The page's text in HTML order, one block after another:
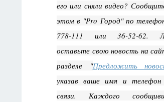
его или сняли видео?
этом в "Pro Город" по
778-111 или 36-52-62.
оставьте свою новость на
разделе "Предложить
указав ваше имя и телефон
связи. Каждого